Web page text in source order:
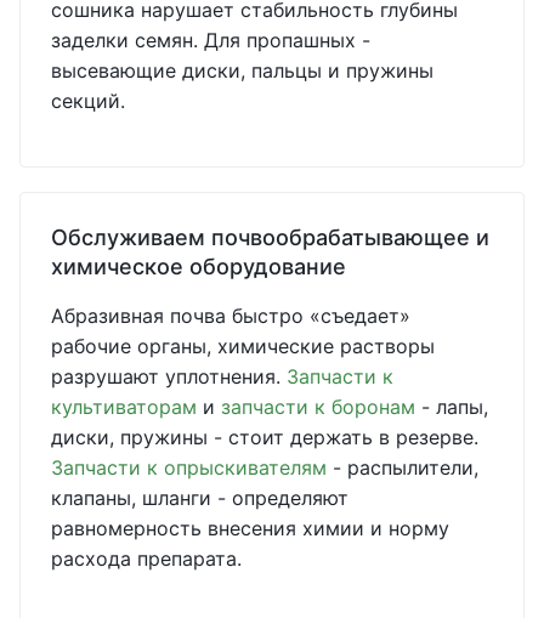
сошника нарушает стабильность глубины
заделки семян. Для пропашных -
высевающие диски, пальцы и пружины
секций.
Обслуживаем почвообрабатывающее и
химическое оборудование
Абразивная почва быстро «съедает»
рабочие органы, химические растворы
разрушают уплотнения. Запчасти к
культиваторам и запчасти к боронам - лапы,
диски, пружины - стоит держать в резерве.
Запчасти к опрыскивателям - распылители,
клапаны, шланги - определяют
равномерность внесения химии и норму
расхода препарата.